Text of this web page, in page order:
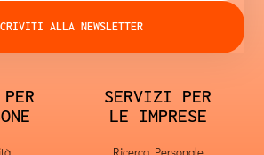
ALLA NEWSLETTER
SERVIZI PER
LE IMPRESE
Ricerca Personale